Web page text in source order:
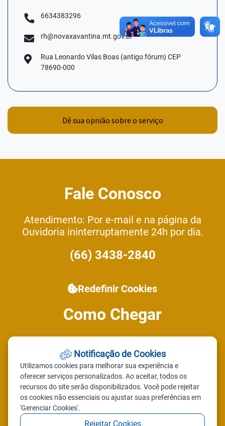
6634383296
rh@novaxavantina.mt.gov.br
Rua Leonardo Vilas Boas (antigo fórum) CEP
78690-000
Dê sua opnião sobre o serviço
Fale Conosco
Atendimento: Por e-mail e na página da
Ouvidoria ininterruptamente 24h por dia.
(66) 3438-2840
Redefinir Cookies
Como Chegar
Prefeitura Nova Xavantina MT
Av. Expedição Roncador Xingu,
249, Centro, Nova Xavantina - MT
CEP 78690-000
Notificação de Cookies
Utilizamos cookies para melhorar sua experiência e
oferecer serviços personalizados. Ao aceitar, todos os
recursos do site serão disponibilizados. Você pode rejeitar
os cookies não essenciais ou ajustar suas preferências em
'Gerenciar Cookies'.
Rejeitar Cookies